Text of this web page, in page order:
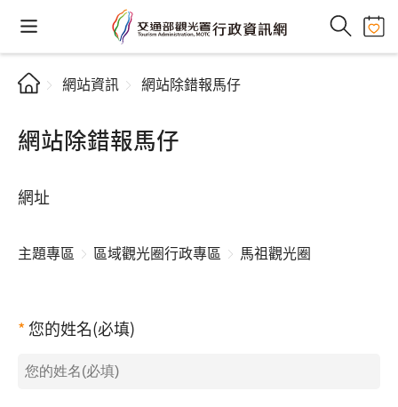
網站資訊 網站除錯報馬仔
網站除錯報馬仔
網址
主題專區 區域觀光圈行政專區 馬祖觀光圈
您的姓名(必填)